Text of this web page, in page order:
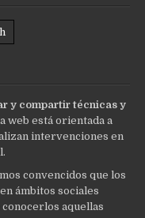
y compartir técnicas y
web está orientada a
intervenciones en
convencidos que los
ámbitos sociales
aquellas